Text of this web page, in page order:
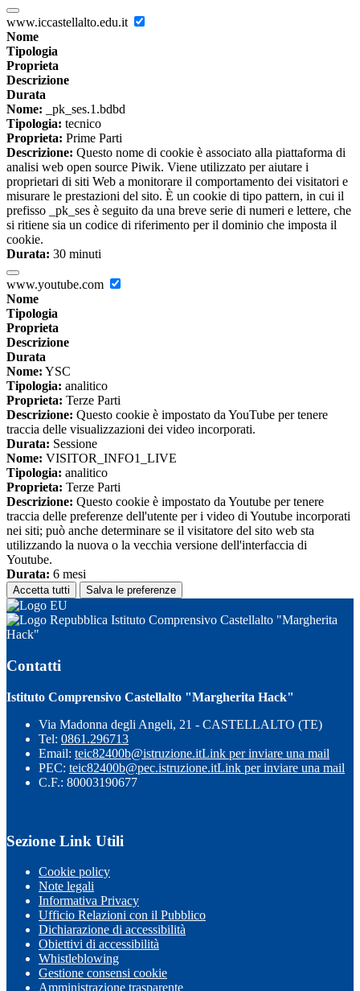
www.iccastellalto.edu.it
Nome
Tipologia
Proprieta
Descrizione
Durata
Nome: _pk_ses.1.bdbd
Tipologia: tecnico
Proprieta: Prime Parti
Descrizione: Questo nome di cookie è associato alla piattaforma di
analisi web open source Piwik. Viene utilizzato per aiutare i
proprietari di siti Web a monitorare il comportamento dei visitatori e
misurare le prestazioni del sito. È un cookie di tipo pattern, in cui il
prefisso _pk_ses è seguito da una breve serie di numeri e lettere, che
si ritiene sia un codice di riferimento per il dominio che imposta il
cookie.
Durata: 30 minuti
www.youtube.com
Nome
Tipologia
Proprieta
Descrizione
Durata
Nome: YSC
Tipologia: analitico
Proprieta: Terze Parti
Descrizione: Questo cookie è impostato da YouTube per tenere
traccia delle visualizzazioni dei video incorporati.
Durata: Sessione
Nome: VISITOR_INFO1_LIVE
Tipologia: analitico
Proprieta: Terze Parti
Descrizione: Questo cookie è impostato da Youtube per tenere
traccia delle preferenze dell'utente per i video di Youtube incorporati
nei siti; può anche determinare se il visitatore del sito web sta
utilizzando la nuova o la vecchia versione dell'interfaccia di
Youtube.
Durata: 6 mesi
Accetta tutti Salva le preferenze
Istituto Comprensivo Castellalto "Margherita
Hack"
Contatti
Istituto Comprensivo Castellalto "Margherita Hack"
Via Madonna degli Angeli, 21 - CASTELLALTO (TE)
Tel: 0861.296713
Email: teic82400b@istruzione.itLink per inviare una mail
PEC: teic82400b@pec.istruzione.itLink per inviare una mail
C.F.: 80003190677
Sezione Link Utili
Cookie policy
Note legali
Informativa Privacy
Ufficio Relazioni con il Pubblico
Dichiarazione di accessibilità
Obiettivi di accessibilità
Whistleblowing
Gestione consensi cookie
Amministrazione trasparente